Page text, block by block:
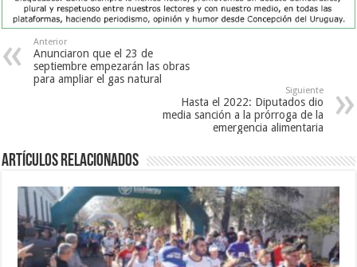
Anterior
Anunciaron que el 23 de
septiembre empezarán las obras
para ampliar el gas natural
Siguiente
Hasta el 2022: Diputados dio
media sanción a la prórroga de la
emergencia alimentaria
Artículos Relacionados